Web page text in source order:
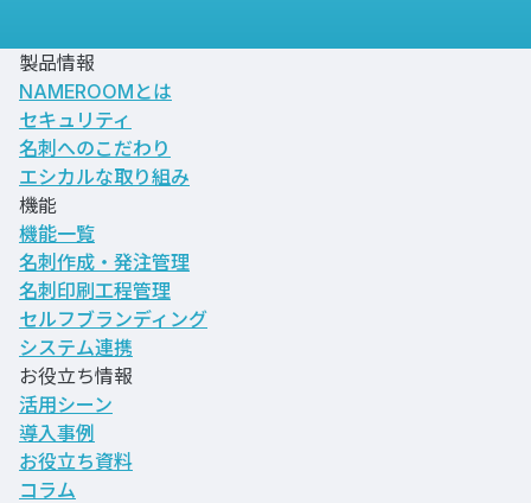
製品情報
NAMEROOMとは
セキュリティ
名刺へのこだわり
エシカルな取り組み
機能
機能一覧
名刺作成・発注管理
名刺印刷工程管理
セルフブランディング
システム連携
お役立ち情報
活用シーン
導入事例
お役立ち資料
コラム